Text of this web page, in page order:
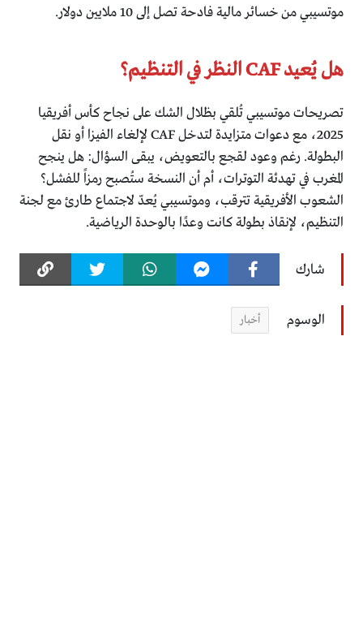
موتسيبي من خسائر مالية فادحة تصل إلى 10 ملايين دولار.
هل يُعيد CAF النظر في التنظيم؟
تصريحات موتسيبي تُلقي بظلال الشك على نجاح كأس أفريقيا
2025، مع دعوات متزايدة لتدخل CAF لإلغاء الفيزا أو نقل
البطولة. رغم وعود لقجع بالتعويض، يبقى السؤال: هل ينجح
المغرب في تهدئة التوترات، أم أن النسخة ستُصبح رمزاً للفشل؟
الشعوب الأفريقية تترقب، وموتسيبي يُعدّ لاجتماع طارئ مع لجنة
التنظيم، لإنقاذ بطولة كانت وعدًا بالوحدة الرياضية.
شارك
الوسوم أخبار